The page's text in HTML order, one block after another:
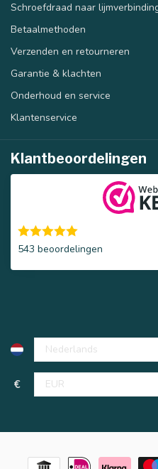
Schroefdraad naar
Betaalmethoden
Verzenden en retourneren
Garantie & klachten
Onderhoud en service
Klantenservice
Klantbeoordelingen
543 beoordelingen
€